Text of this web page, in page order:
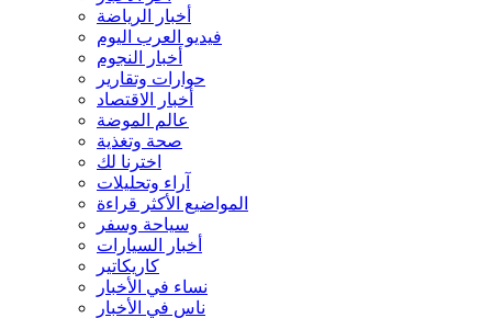
أخبار الرياضة
فيديو العرب اليوم
أخبار النجوم
حوارات وتقارير
أخبار الاقتصاد
عالم الموضة
صحة وتغذية
اخترنا لك
آراء وتحليلات
المواضيع الأكثر قراءة
سياحة وسفر
أخبار السيارات
كاريكاتير
نساء في الأخبار
ناس في الأخبار